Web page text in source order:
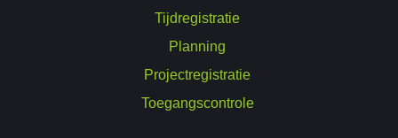
Tijdregistratie
Planning
Projectregistratie
Toegangscontrole